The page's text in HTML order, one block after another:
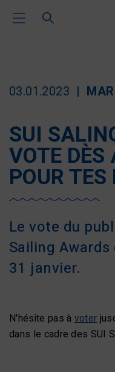
Toggle Main Navigation
03.01.2023
SUI
VOTE DÈS
POUR
Le vote du
Sailing
31 janvier.
N'hésite pas à voter
dans le cadre des SUI